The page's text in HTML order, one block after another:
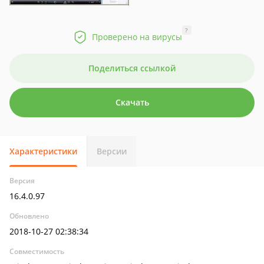
Проверено на вирусы
?
Поделиться ссылкой
Скачать
Характеристики Версии
Версия
16.4.0.97
Обновлено
2018-10-27 02:38:34
Совместимость